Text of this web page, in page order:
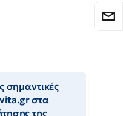
σημαντικές
στα
της